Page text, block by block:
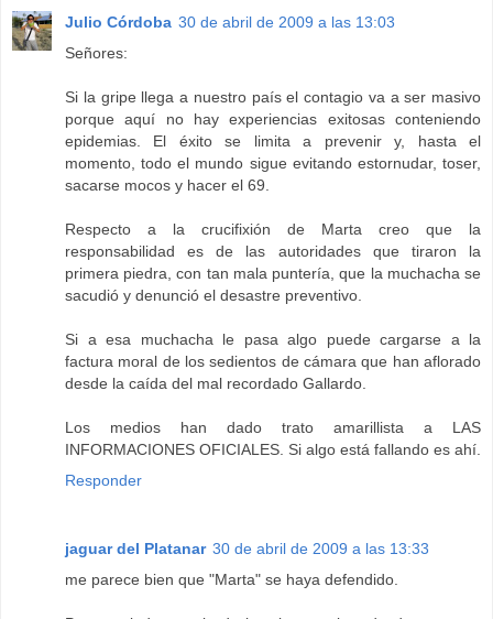
Julio Córdoba 30 de abril de 2009 a las 13:03
Señores:
Si la gripe llega a nuestro país el contagio va a ser masivo
porque aquí no hay experiencias exitosas conteniendo
epidemias. El éxito se limita a prevenir y, hasta el
momento, todo el mundo sigue evitando estornudar, toser,
sacarse mocos y hacer el 69.
Respecto a la crucifixión de Marta creo que la
responsabilidad es de las autoridades que tiraron la
primera piedra, con tan mala puntería, que la muchacha se
sacudió y denunció el desastre preventivo.
Si a esa muchacha le pasa algo puede cargarse a la
factura moral de los sedientos de cámara que han aflorado
desde la caída del mal recordado Gallardo.
Los medios han dado trato amarillista a LAS
INFORMACIONES OFICIALES. Si algo está fallando es ahí.
Responder
jaguar del Platanar 30 de abril de 2009 a las 13:33
me parece bien que "Marta" se haya defendido.